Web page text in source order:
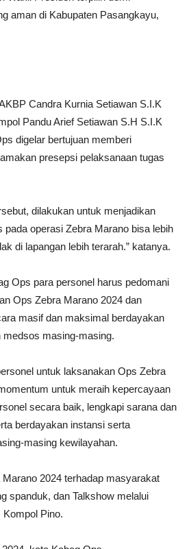
aman di Kabupaten Pasangkayu,
Candra Kurnia Setiawan S.I.K
Pandu Arief Setiawan S.H S.I.K
digelar bertujuan memberi
presepsi pelaksanaan tugas
dilakukan untuk menjadikan
pada operasi Zebra Marano bisa lebih
di lapangan lebih terarah.” katanya.
Ops para personel harus pedomani
Ops Zebra Marano 2024 dan
masif dan maksimal berdayakan
medsos masing-masing.
untuk laksanakan Ops Zebra
untuk meraih kepercayaan
secara baik, lengkapi sarana dan
berdayakan instansi serta
masing kewilayahan.
2024 terhadap masyarakat
spanduk, dan Talkshow melalui
Kompol Pino.